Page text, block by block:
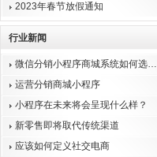
2023年春节放假通知
行业新闻
微信分销小程序商城系统如何选…
运营分销商城小程序
小程序在未来将会呈现什么样？
新零售即将取代传统渠道
应该如何定义社交电商